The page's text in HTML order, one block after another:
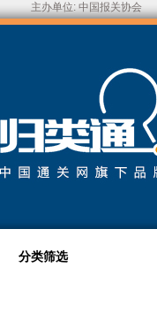
主办单位: 中国报关协会
分类筛选